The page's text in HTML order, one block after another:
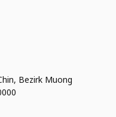
Bezirk Muong